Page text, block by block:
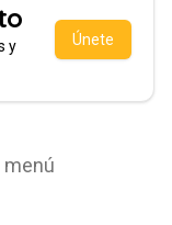
y
Únete
menú